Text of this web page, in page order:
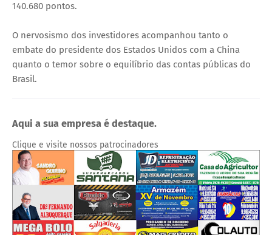
140.680 pontos.
O nervosismo dos investidores acompanhou tanto o
embate do presidente dos Estados Unidos com a China
quanto o temor sobre o equilíbrio das contas públicas do
Brasil.
Aqui a sua empresa é destaque.
Clique e visite nossos patrocinadores